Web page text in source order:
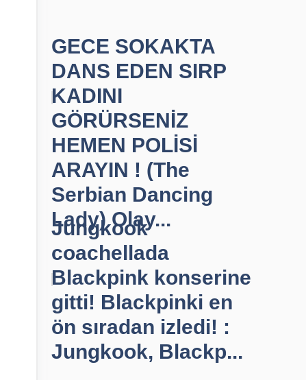
GECE SOKAKTA
DANS EDEN SIRP
KADINI
GÖRÜRSENİZ
HEMEN POLİSİ
ARAYIN ! (The
Serbian Dancing
Lady) Olay...
Jungkook
coachellada
Blackpink konserine
gitti! Blackpinki en
ön sıradan izledi! :
Jungkook, Blackp...